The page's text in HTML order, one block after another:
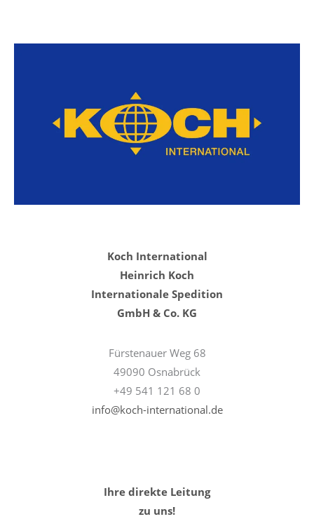
Koch International
Heinrich Koch
Internationale Spedition
GmbH & Co. KG
Fürstenauer Weg 68
49090 Osnabrück
+49 541 121 68 0
info@koch-international.de
Ihre direkte Leitung
zu uns!